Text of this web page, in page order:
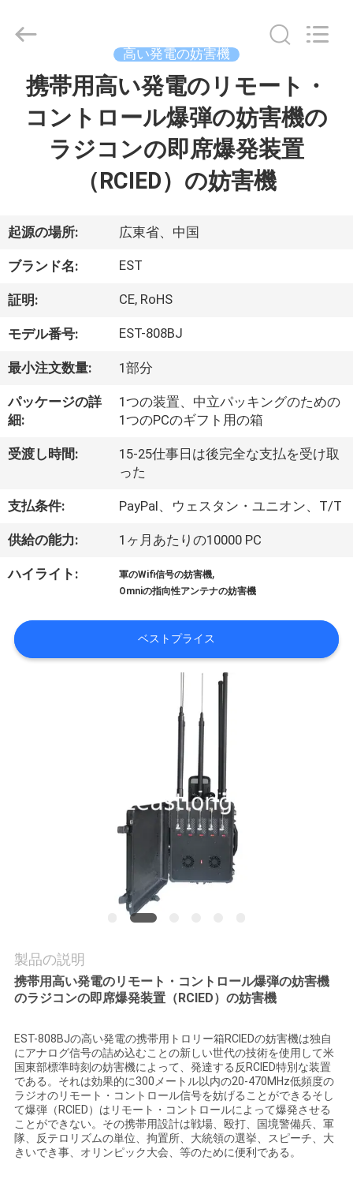
動
画
私
達
に
つ
い
工
学
絡
し
さ
い
ニ
ュ
2011
ELECTRONICS(HK)
CO.,LTD.
Reserved.
高い発電の妨害機
携帯用高い発電のリモート・
コントロール爆弾の妨害機の
ラジコンの即席爆発装置
（RCIED）の妨害機
起源の場所: 広東省、中国
ブランド名: EST
証明: CE, RoHS
モデル番号: EST-808BJ
最小注文数量: 1部分
パッケージの詳
細:
1つの装置、中立パッキングのための
1つのPCのギフト用の箱
受渡し時間:
15-25仕事日は後完全な支払を受け取
った
支払条件: PayPal、ウェスタン・ユニオン、T/T
供給の能力: 1ヶ月あたりの10000 PC
ハイライト: 軍のWifi信号の妨害機,
Omniの指向性アンテナの妨害機
ベストプライス
製品の説明
携帯用高い発電のリモート・コントロール爆弾の妨害機
のラジコンの即席爆発装置（RCIED）の妨害機
EST-808BJの高い発電の携帯用トロリー箱RCIEDの妨害機は独自
にアナログ信号の詰め込むことの新しい世代の技術を使用して米
国東部標準時刻の妨害機によって、発達する反RCIED特別な装置
である。それは効果的に300メートル以内の20-470MHz低頻度の
ラジオのリモート・コントロール信号を妨げることができるそし
て爆弾（RCIED）はリモート・コントロールによって爆発させる
ことができない。その携帯用設計は戦場、殴打、国境警備兵、軍
隊、反テロリズムの単位、拘置所、大統領の選挙、スピーチ、大
きいでき事、オリンピック大会、等のために便利である。